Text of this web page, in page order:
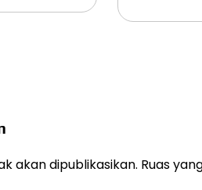
akan dipublikasikan. Ruas